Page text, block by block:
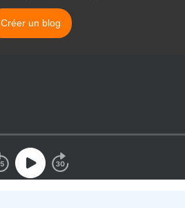
Créer un blog